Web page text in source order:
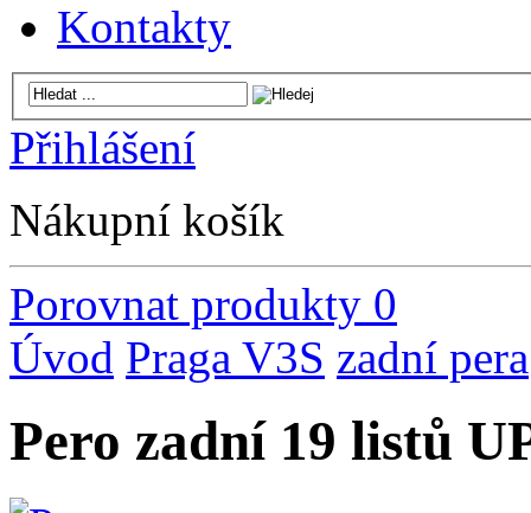
Kontakty
Přihlášení
Nákupní košík
Porovnat produkty 0
Úvod Praga V3S zadní pera
Pero zadní 19 listů